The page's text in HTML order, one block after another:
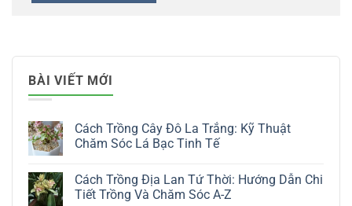
BÀI VIẾT MỚI
Cách Trồng Cây Đô La Trắng: Kỹ Thuật
Chăm Sóc Lá Bạc Tinh Tế
bình
luận
Cách Trồng Địa Lan Tứ Thời: Hướng Dẫn Chi
Tiết Trồng Và Chăm Sóc A-Z